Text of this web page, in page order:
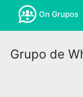
On Grupos
Grupo de